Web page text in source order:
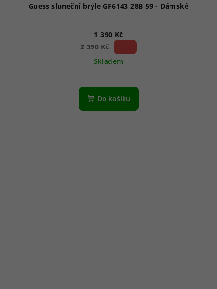
Guess sluneční brýle GF6143 28B 59 - Dámské
1 390 Kč
2 390 Kč
Skladem
Do košíku